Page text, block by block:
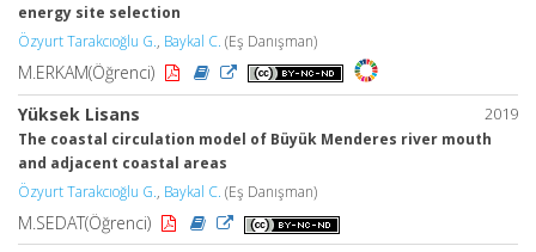
energy site selection
Özyurt Tarakcıoğlu G., Baykal C. (Eş Danışman)
M.ERKAM(Öğrenci)
2019
Yüksek Lisans
The coastal circulation model of Büyük Menderes river mouth
and adjacent coastal areas
Özyurt Tarakcıoğlu G., Baykal C. (Eş Danışman)
M.SEDAT(Öğrenci)